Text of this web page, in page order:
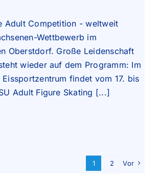
Adult Competition - weltweit
Wettbewerb im
Oberstdorf. Große Leidenschaft
wieder auf dem Programm: Im
findet vom 17. bis
Adult Figure Skating [...]
1 2 Vor